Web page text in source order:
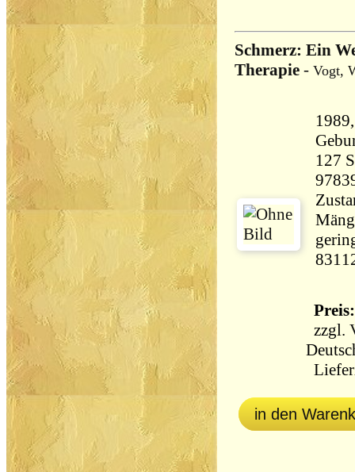
Schmerz: Ein
Therapie - Vogt,
127 Seiten
zzgl.
in den